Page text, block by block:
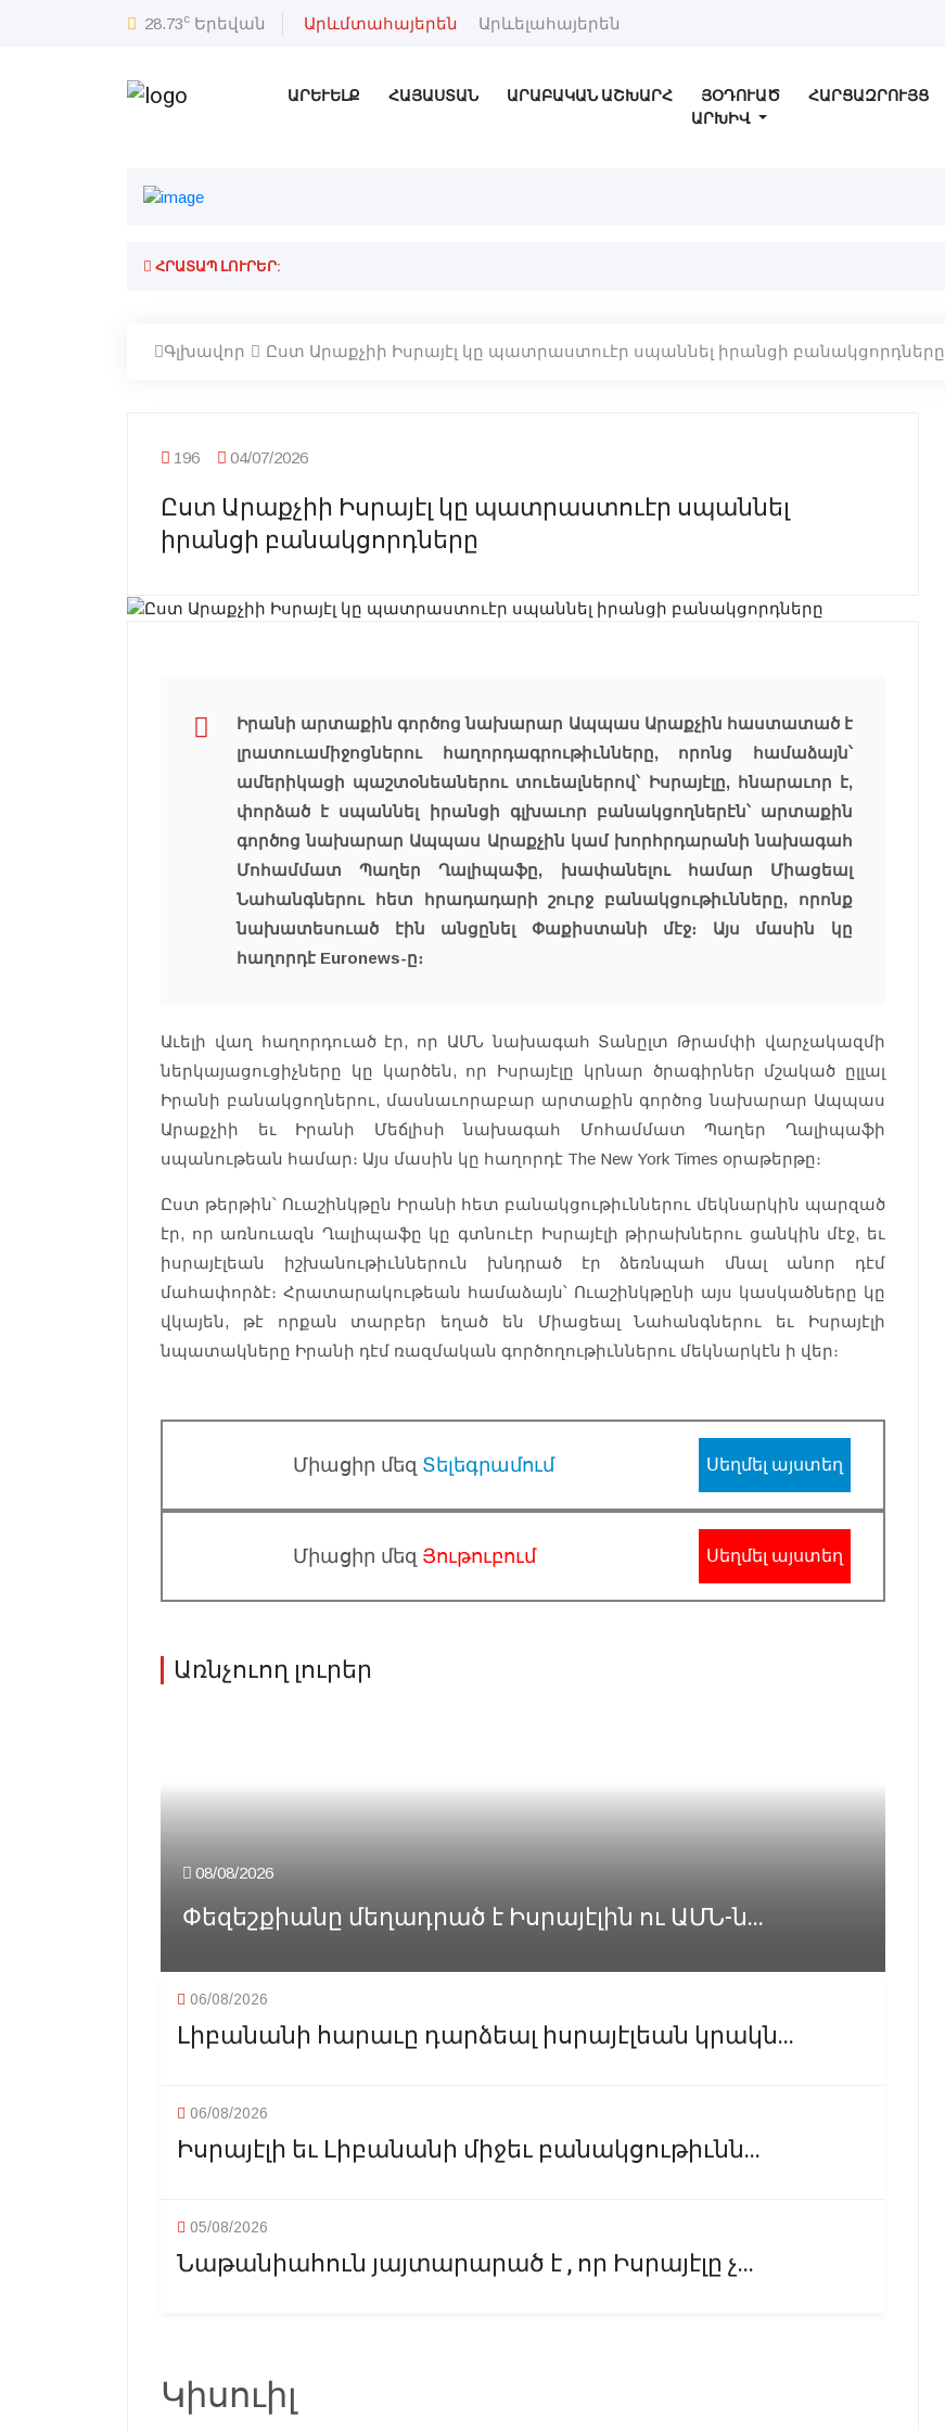
28.73c Երեվան Արևմտահայերեն Արևելահայերեն
ԱՐԵՒԵԼՔ ՀԱՅԱՍՏԱՆ ԱՐԱԲԱԿԱՆ ԱՇԽԱՐՀ ՅՕԴՈՒԱԾ ՀԱՐՑԱԶՐՈՒՅՑ
ԱՐԽԻՎ
ՀՐԱՏԱՊ ԼՈՒՐԵՐ:
Գլխավոր Ըստ Արաքչիի Իսրայէլ կը պատրաստուէր սպաննել իրանցի բանակցորդները
196 04/07/2026
Ըստ Արաքչիի Իսրայէլ կը պատրաստուէր սպաննել
իրանցի բանակցորդները
Իրանի արտաքին գործոց նախարար Ապպաս Արաքչին հաստատած է
լրատուամիջոցներու հաղորդագրութիւնները, որոնց համաձայն՝
ամերիկացի պաշտօնեաներու տուեալներով՝ Իսրայէլը, հնարաւոր է,
փորձած է սպաննել իրանցի գլխաւոր բանակցողներէն՝ արտաքին
գործոց նախարար Ապպաս Արաքչին կամ խորհրդարանի նախագահ
Մոհամմատ Պաղեր Ղալիպաֆը, խափանելու համար Միացեալ
Նահանգներու հետ հրադադարի շուրջ բանակցութիւնները, որոնք
նախատեսուած էին անցընել Փաքիստանի մէջ։ Այս մասին կը
հաղորդէ Euronews-ը։
Աւելի վաղ հաղորդուած էր, որ ԱՄՆ նախագահ Տանըլտ Թրամփի վարչակազմի
ներկայացուցիչները կը կարծեն, որ Իսրայէլը կրնար ծրագիրներ մշակած ըլլալ
Իրանի բանակցողներու, մասնաւորաբար արտաքին գործոց նախարար Ապպաս
Արաքչիի եւ Իրանի Մեճլիսի նախագահ Մոհամմատ Պաղեր Ղալիպաֆի
սպանութեան համար։ Այս մասին կը հաղորդէ The New York Times օրաթերթը։
Ըստ թերթին՝ Ուաշինկթըն Իրանի հետ բանակցութիւններու մեկնարկին պարզած
էր, որ առնուազն Ղալիպաֆը կը գտնուէր Իսրայէլի թիրախներու ցանկին մէջ, եւ
իսրայէլեան իշխանութիւններուն խնդրած էր ձեռնպահ մնալ անոր դէմ
մահափորձէ։ Հրատարակութեան համաձայն՝ Ուաշինկթընի այս կասկածները կը
վկայեն, թէ որքան տարբեր եղած են Միացեալ Նահանգներու եւ Իսրայէլի
նպատակները Իրանի դէմ ռազմական գործողութիւններու մեկնարկէն ի վեր։
Միացիր մեզ Տելեգրամում Սեղմել այստեղ
Միացիր մեզ Յութուբում Սեղմել այստեղ
Առնչուող լուրեր
08/08/2026
Փեզեշքիանը մեղադրած է Իսրայէլին ու ԱՄՆ-ն...
06/08/2026
Լիբանանի հարաւը դարձեալ իսրայէլեան կրակն...
06/08/2026
Իսրայէլի եւ Լիբանանի միջեւ բանակցութիւնն...
05/08/2026
Նաթանիահուն յայտարարած է , որ Իսրայէլը չ...
Կիսուիլ